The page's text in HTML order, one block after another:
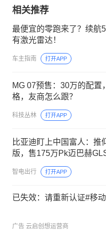
相关推荐
最便宜的零跑来了？续航
有激光雷达！
车主指南 打开APP
MG 07预售：30万的配置
格，友商怎么跟？
科技丛林 打开APP
比亚迪盯上中国富人：推
版，售175万Pk迈巴赫
智电出行 打开APP
已失效：请重新认证#移
广告 云启创想运营商